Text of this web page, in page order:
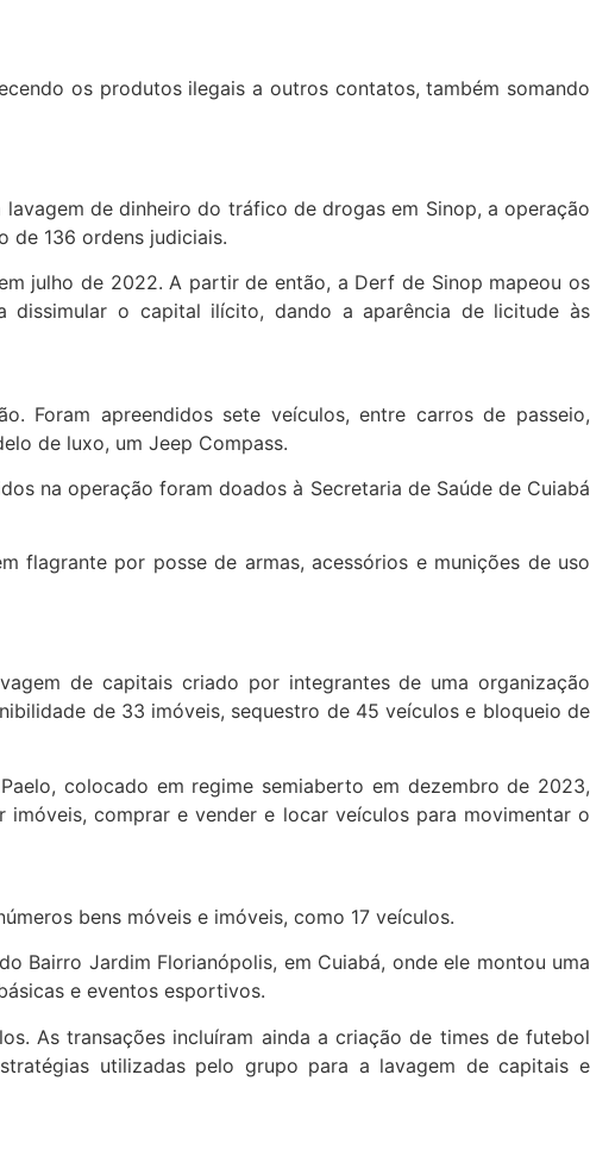
os produtos ilegais a outros contatos, também somando
de dinheiro do tráfico de drogas em Sinop, a operação
de 136 ordens judiciais.
julho de 2022. A partir de então, a Derf de Sinop mapeou os
dissimular o capital ilícito, dando a aparência de licitude às
Foram apreendidos sete veículos, entre carros de passeio,
de luxo, um Jeep Compass.
na operação foram doados à Secretaria de Saúde de Cuiabá
flagrante por posse de armas, acessórios e munições de uso
de capitais criado por integrantes de uma organização
de 33 imóveis, sequestro de 45 veículos e bloqueio de
colocado em regime semiaberto em dezembro de 2023,
imóveis, comprar e vender e locar veículos para movimentar o
bens móveis e imóveis, como 17 veículos.
Bairro Jardim Florianópolis, em Cuiabá, onde ele montou uma
e eventos esportivos.
As transações incluíram ainda a criação de times de futebol
utilizadas pelo grupo para a lavagem de capitais e